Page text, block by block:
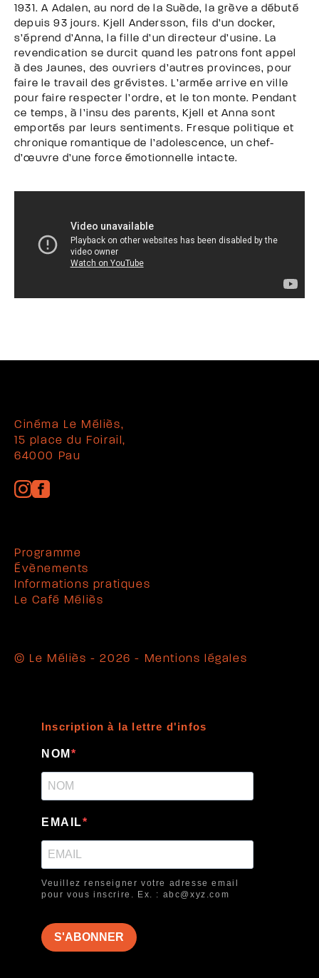
1931. A Adalen, au nord de la Suède, la grève a débuté
depuis 93 jours. Kjell Andersson, fils d’un docker,
s’éprend d’Anna, la fille d’un directeur d’usine. La
revendication se durcit quand les patrons font appel
à des Jaunes, des ouvriers d’autres provinces, pour
faire le travail des grévistes. L’armée arrive en ville
pour faire respecter l’ordre, et le ton monte. Pendant
ce temps, à l’insu des parents, Kjell et Anna sont
emportés par leurs sentiments. Fresque politique et
chronique romantique de l’adolescence, un chef-
d’œuvre d’une force émotionnelle intacte.
Cinéma Le Méliès,
15 place du Foirail,
64000 Pau
Programme
Évènements
Informations pratiques
Le Café Méliès
© Le Méliès - 2026 - Mentions légales
Inscription à la lettre d'infos
NOM
EMAIL
Veuillez renseigner votre adresse email
pour vous inscrire. Ex. : abc@xyz.com
S'ABONNER